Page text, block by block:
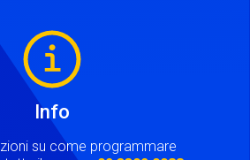
Info
su come programmare